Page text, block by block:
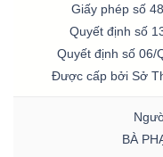
Giấy phép số
Quyết định số
Quyết định số 06/
Được cấp bởi Sở
BÀ